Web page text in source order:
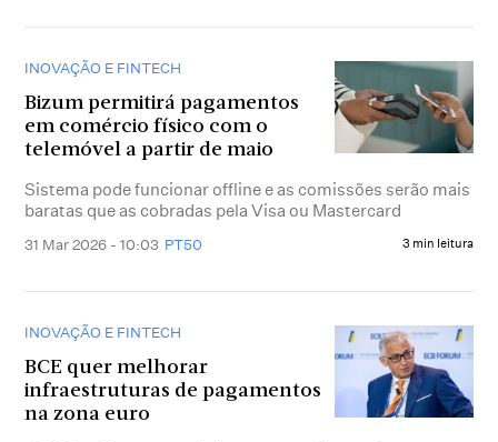
INOVAÇÃO E FINTECH
Bizum permitirá pagamentos
em comércio físico com o
telemóvel a partir de maio
Sistema pode funcionar offline e as comissões serão mais
baratas que as cobradas pela Visa ou Mastercard
31 Mar 2026 - 10:03 PT50 3 min leitura
INOVAÇÃO E FINTECH
BCE quer melhorar
infraestruturas de pagamentos
na zona euro